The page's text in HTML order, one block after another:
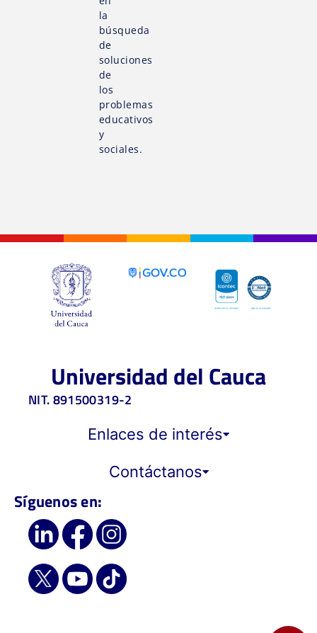
la
búsqueda
de
soluciones
de
los
problemas
educativos
y
sociales.
Universidad del Cauca
NIT. 891500319-2
Enlaces de interés
Contáctanos
Síguenos en: